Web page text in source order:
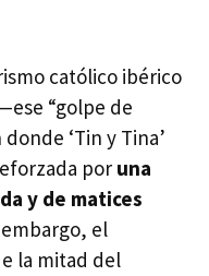
católico ibérico
“golpe de
‘Tin y Tina’
por una
y de matices
el
la mitad del